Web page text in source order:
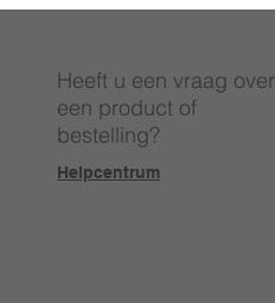
Heeft u een vraag over
een product of
bestelling?
Helpcentrum